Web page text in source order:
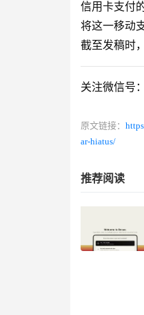
信用卡支付
将这一移动
截至发稿时
关注微信号：
原文链接：
ar-hiatus/
推荐阅读